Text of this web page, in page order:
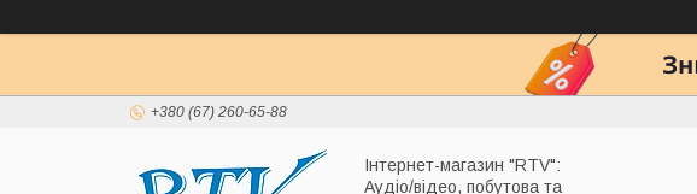
+380 (67) 260-65-88
Інтернет-магазин "RTV":
Аудіо/відео, побутова та